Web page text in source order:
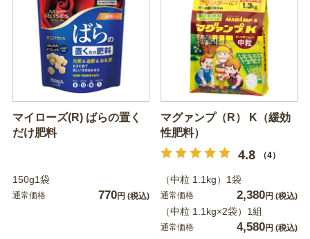
マイローズ(R) ばらの置く
だけ肥料
150g1袋
通常価格 770円 (税込)
マグァンプ（R） K（緩効
性肥料）
4.8 （4）
（中粒 1.1kg）1袋
通常価格 2,380円 (税込)
（中粒 1.1kg×2袋）1組
通常価格 4,580円 (税込)